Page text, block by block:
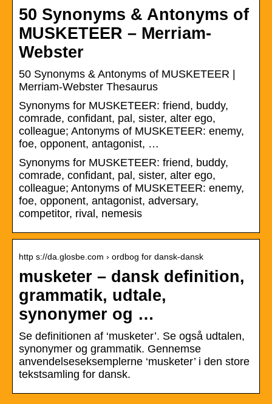
50 Synonyms & Antonyms of
MUSKETEER – Merriam-
Webster
50 Synonyms & Antonyms of MUSKETEER |
Merriam-Webster Thesaurus
Synonyms for MUSKETEER: friend, buddy,
comrade, confidant, pal, sister, alter ego,
colleague; Antonyms of MUSKETEER: enemy,
foe, opponent, antagonist, …
Synonyms for MUSKETEER: friend, buddy,
comrade, confidant, pal, sister, alter ego,
colleague; Antonyms of MUSKETEER: enemy,
foe, opponent, antagonist, adversary,
competitor, rival, nemesis
http s://da.glosbe.com › ordbog for dansk-dansk
musketer – dansk definition,
grammatik, udtale,
synonymer og …
Se definitionen af ‘musketer’. Se også udtalen,
synonymer og grammatik. Gennemse
anvendelseseksemplerne ‘musketer’ i den store
tekstsamling for dansk.